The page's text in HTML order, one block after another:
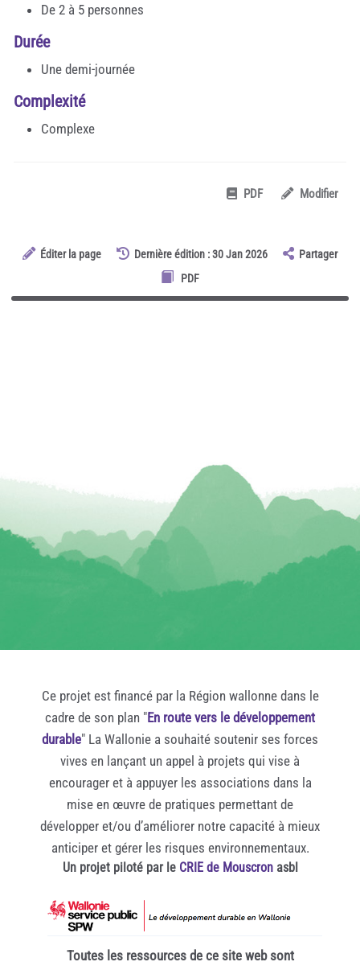
De 2 à 5 personnes
Durée
Une demi-journée
Complexité
Complexe
PDF Modifier
Éditer la page Dernière édition : 30 Jan 2026
Partager
PDF
Ce projet est financé par la Région wallonne dans le
cadre de son plan "En route vers le développement
durable" La Wallonie a souhaité soutenir ses forces
vives en lançant un appel à projets qui vise à
encourager et à appuyer les associations dans la
mise en œuvre de pratiques permettant de
développer et/ou d’améliorer notre capacité à mieux
anticiper et gérer les risques environnementaux.
Un projet piloté par le CRIE de Mouscronasbl
Toutes les ressources de ce site web sont